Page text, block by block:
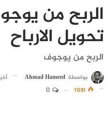
الربح من
تحويل الارباح
الربح من يوجوف
بواسطة Ahmad Hameed